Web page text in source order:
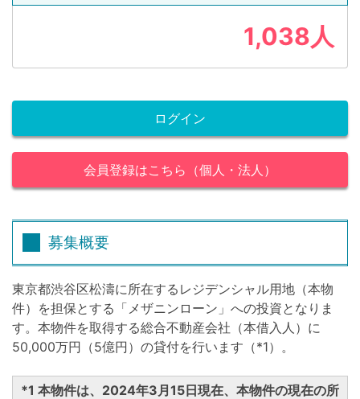
1,038人
ログイン
会員登録はこちら（個人・法人）
募集概要
東京都渋谷区松濤に所在するレジデンシャル用地（本物
件）を担保とする「メザニンローン」への投資となりま
す。本物件を取得する総合不動産会社（本借入人）に
50,000万円（5億円）の貸付を行います（*1）。
*1 本物件は、2024年3月15日現在、本物件の現在の所